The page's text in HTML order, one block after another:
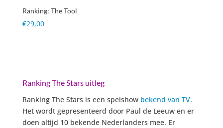
Ranking: The Tool
€29,00
Ranking The Stars uitleg
Ranking The Stars is een spelshow bekend van TV.
Het wordt gepresenteerd door Paul de Leeuw en er
doen altijd 10 bekende Nederlanders mee. Er